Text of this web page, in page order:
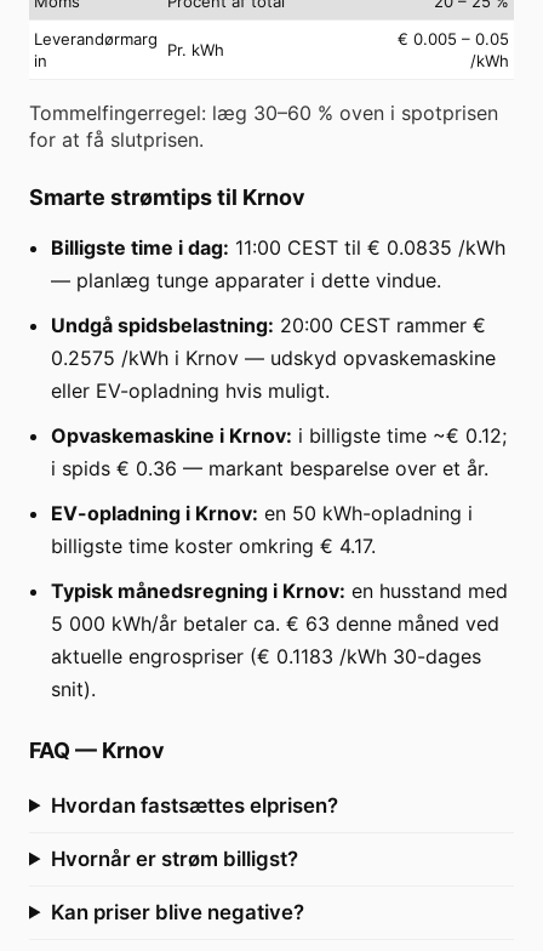
Leverandørmarg
in
Pr. kWh
€ 0.005 – 0.05
/kWh
Tommelfingerregel: læg 30–60 % oven i spotprisen
for at få slutprisen.
Smarte strømtips til Krnov
Billigste time i dag: 11:00 CEST til € 0.0835 /kWh
— planlæg tunge apparater i dette vindue.
Undgå spidsbelastning: 20:00 CEST rammer €
0.2575 /kWh i Krnov — udskyd opvaskemaskine
eller EV-opladning hvis muligt.
Opvaskemaskine i Krnov: i billigste time ~€ 0.12;
i spids € 0.36 — markant besparelse over et år.
EV-opladning i Krnov: en 50 kWh-opladning i
billigste time koster omkring € 4.17.
Typisk månedsregning i Krnov: en husstand med
5 000 kWh/år betaler ca. € 63 denne måned ved
aktuelle engrospriser (€ 0.1183 /kWh 30-dages
snit).
FAQ — Krnov
Hvordan fastsættes elprisen?
Hvornår er strøm billigst?
Kan priser blive negative?